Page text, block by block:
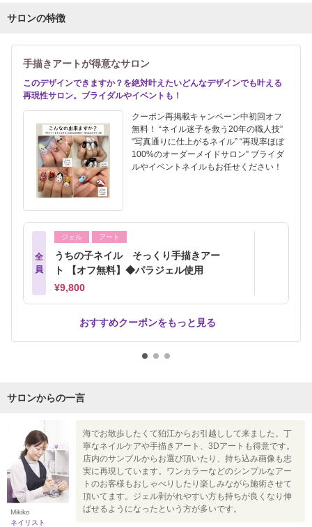
サロンの特徴
手描きアートが得意なサロン
このデザインできますか？を絶対叶えたいどんなデザインでも叶える
再現性サロン。ブライダルやイベントも！
クーポン再掲載キャンペーン中初回オフ
無料！ “ネイル迷子を救う20年の職人技”
“写真通りに仕上がるネイル” “再現率ほぼ
100%のオーダーメイドサロン” ブライダ
ルやイベントネイルもお任せください！
全
員
ジェル アート
うちの子ネイル そっくり手描きアー
ト 【オフ無料】◆パラジェル使用
¥9,800
おすすめクーポンをもっと見る
サロンからの一言
Mikiko
ネイリスト
海でお散歩したくて狛江からお引越しして来ました。丁
寧なネイルケアや手描きアート、3Dアートも得意です。
店内のサンプルからお選び頂いたり、持ち込み画像も忠
実に再現しています。ワンカラーなどのシンプルなアー
トのお客様もおしゃべりしたり楽しみながら施術させて
頂いてます。ジェル剥がれやすい方も持ちが良くなり伸
ばせるようになったという方が多いです。